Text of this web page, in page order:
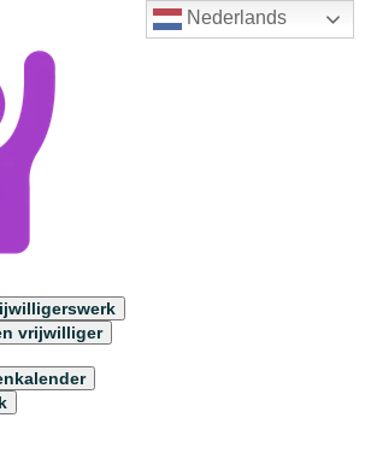
Nederlands
vrijwilliger